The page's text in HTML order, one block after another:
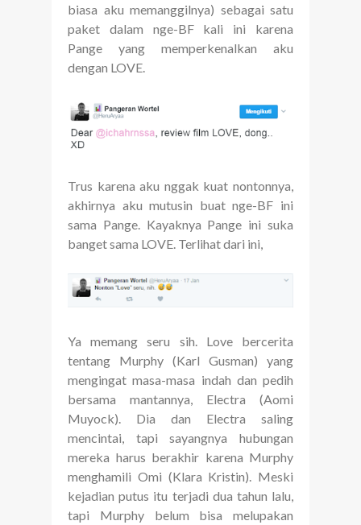
biasa aku memanggilnya) sebagai satu
paket dalam nge-BF kali ini karena
Pange yang memperkenalkan aku
dengan LOVE.
Trus karena aku nggak kuat nontonnya,
akhirnya aku mutusin buat nge-BF ini
sama Pange. Kayaknya Pange ini suka
banget sama LOVE. Terlihat dari ini,
Ya memang seru sih. Love bercerita
tentang Murphy (Karl Gusman) yang
mengingat masa-masa indah dan pedih
bersama mantannya, Electra (Aomi
Muyock). Dia dan Electra saling
mencintai, tapi sayangnya hubungan
mereka harus berakhir karena Murphy
menghamili Omi (Klara Kristin). Meski
kejadian putus itu terjadi dua tahun lalu,
tapi Murphy belum bisa melupakan